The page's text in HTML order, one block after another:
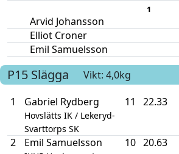
1
Arvid Johansson
Elliot Croner
Emil Samuelsson
P15 Slägga Vikt: 4,0kg
1 Gabriel Rydberg
Hovslätts IK / Lekeryd-
Svarttorps SK
11 22.33
2 Emil Samuelsson 10 20.63